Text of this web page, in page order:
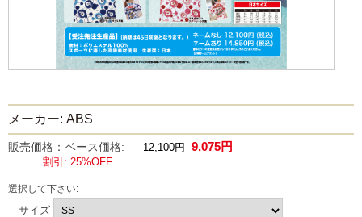
メーカー: ABS
販売価格：ベース価格: 12,100円 9,075円
割引: 25%OFF
選択して下さい:
サイズ